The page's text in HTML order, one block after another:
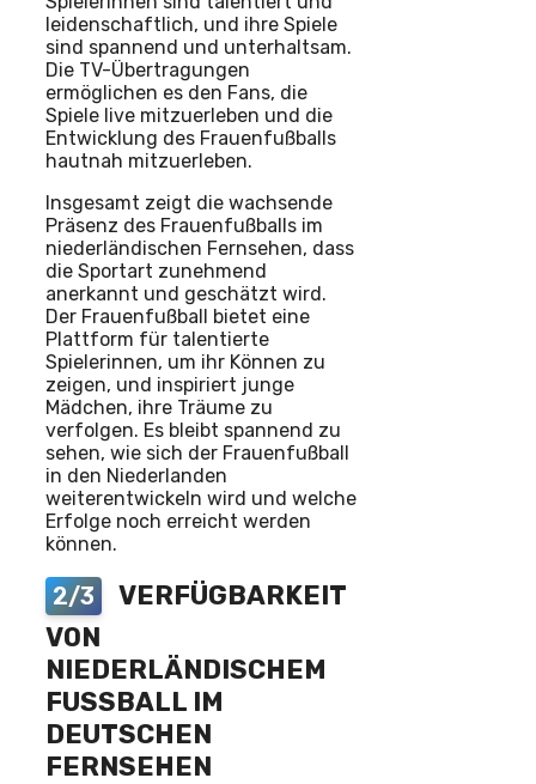
leidenschaftlich, und ihre Spiele
sind spannend und unterhaltsam.
Die TV-Übertragungen
ermöglichen es den Fans, die
Spiele live mitzuerleben und die
Entwicklung des Frauenfußballs
hautnah mitzuerleben.
Insgesamt zeigt die wachsende
Präsenz des Frauenfußballs im
niederländischen Fernsehen, dass
die Sportart zunehmend
anerkannt und geschätzt wird.
Der Frauenfußball bietet eine
Plattform für talentierte
Spielerinnen, um ihr Können zu
zeigen, und inspiriert junge
Mädchen, ihre Träume zu
verfolgen. Es bleibt spannend zu
sehen, wie sich der Frauenfußball
in den Niederlanden
weiterentwickeln wird und welche
Erfolge noch erreicht werden
können.
2/3
VERFÜGBARKEIT
VON
NIEDERLÄNDISCHEM
FUSSBALL IM D
EUTSCHEN F
ERNSEHEN